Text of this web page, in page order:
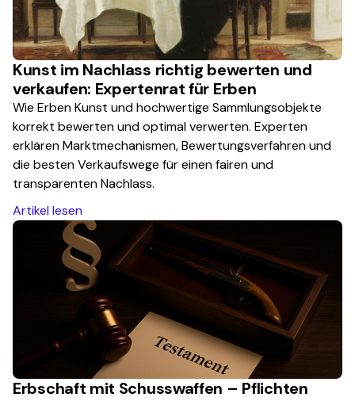
Kunst im Nachlass richtig bewerten und
verkaufen: Expertenrat für Erben
Wie Erben Kunst und hochwertige Sammlungsobjekte
korrekt bewerten und optimal verwerten. Experten
erklären Marktmechanismen, Bewertungsverfahren und
die besten Verkaufswege für einen fairen und
transparenten Nachlass.
Artikel lesen
Erbschaft mit Schusswaffen – Pflichten